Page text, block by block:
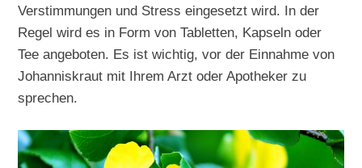
Verstimmungen und Stress eingesetzt wird. In der
Regel wird es in Form von Tabletten, Kapseln oder
Tee angeboten. Es ist wichtig, vor der Einnahme von
Johanniskraut mit Ihrem Arzt oder Apotheker zu
sprechen.